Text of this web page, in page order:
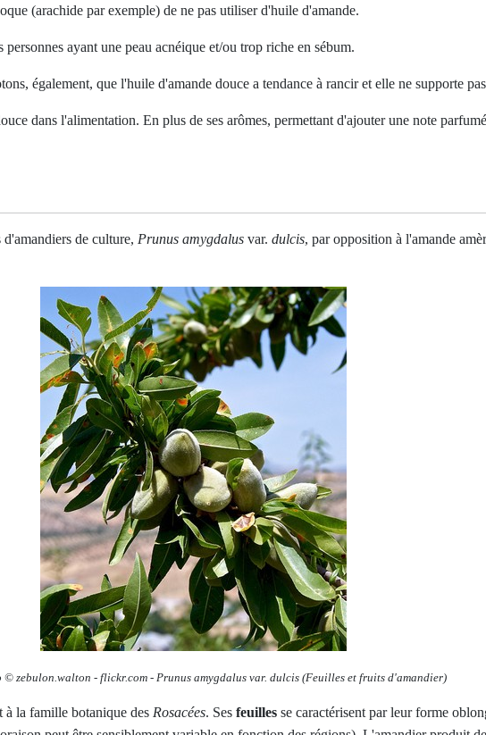
(arachide par exemple) de ne pas utiliser d'huile d'amande.
ayant une peau acnéique et/ou trop riche en sébum.
également, que l'huile d'amande douce a tendance à ranciret elle ne supporte
dans l'alimentation. En plus de ses arômes, permettant d'ajouter une note
de culture, Prunus amygdalus var. dulcis, par opposition à l'amande
© zebulon.walton - flickr.com - Prunus amygdalus var. dulcis (Feuilles et fruits d'amandier)
à la famille botanique des Rosacées. Ses feuilles se caractérisent par leur forme